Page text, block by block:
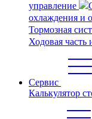
управление
охлаждения и
Тормозная
Ходовая часть
Сервис
Калькулятор